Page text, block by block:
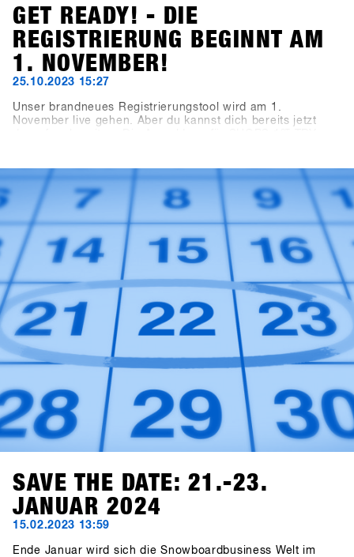
GET READY! - DIE
REGISTRIERUNG BEGINNT AM
1. NOVEMBER!
25.10.2023 15:27
Unser brandneues Registrierungstool wird am 1.
November live gehen. Aber du kannst dich bereits jetzt
Falls du noch keinen Account auf der BASE für deinen
Shop hast, wird es höchste Zeit. Du kannst bereits jetzt
kostenlos deinen Shop-Account erstellen. Ab dem 1.
November kannst du dich dann bequem einloggen, ein
paar Klicks tätigen, und schon bist du für das SHOPS 1ST
TRY 2024 registriert.Mit 76 teilnehmenden Marken freuen
wir uns auf dein Kommen!
SAVE THE DATE: 21.-23.
JANUAR 2024
15.02.2023 13:59
Ende Januar wird sich die Snowboardbusiness Welt im